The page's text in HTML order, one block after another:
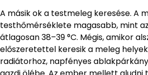
A másik ok a testmeleg keresése. A
testhőmérséklete magasabb, mint
átlagosan 38–39 °C. Mégis, amikor
előszeretettel keresik a meleg
radiátorhoz, napfényes